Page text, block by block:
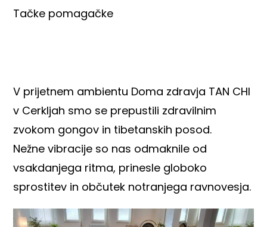
Tačke pomagačke
V prijetnem ambientu Doma zdravja TAN CHI
v Cerkljah smo se prepustili zdravilnim
zvokom gongov in tibetanskih posod.
Nežne vibracije so nas odmaknile od
vsakdanjega ritma, prinesle globoko
sprostitev in občutek notranjega ravnovesja.